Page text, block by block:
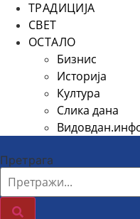
ТРАДИЦИЈА
СВЕТ
ОСТАЛО
Бизнис
Историја
Култура
Слика дана
Претрага